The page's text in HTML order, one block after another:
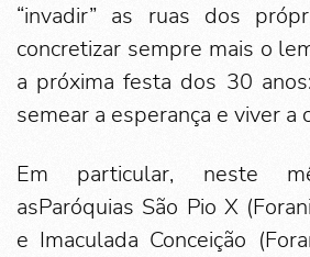
“invadir” as ruas dos
concretizar sempre mais o
a próxima festa dos 30
semear a esperança e viver a
Em particular, neste
asParóquias São Pio X
e Imaculada Conceição